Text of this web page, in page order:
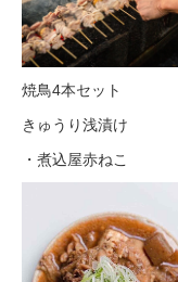
焼鳥4本セット
きゅうり浅漬け
・煮込屋赤ねこ